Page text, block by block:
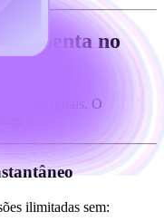
no
são iguais. O
ilimitadas sem: